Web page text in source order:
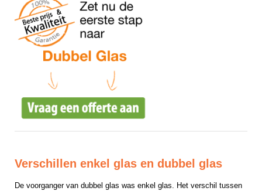
Verschillen enkel glas en dubbel glas
De voorganger van dubbel glas was enkel glas. Het verschil tussen